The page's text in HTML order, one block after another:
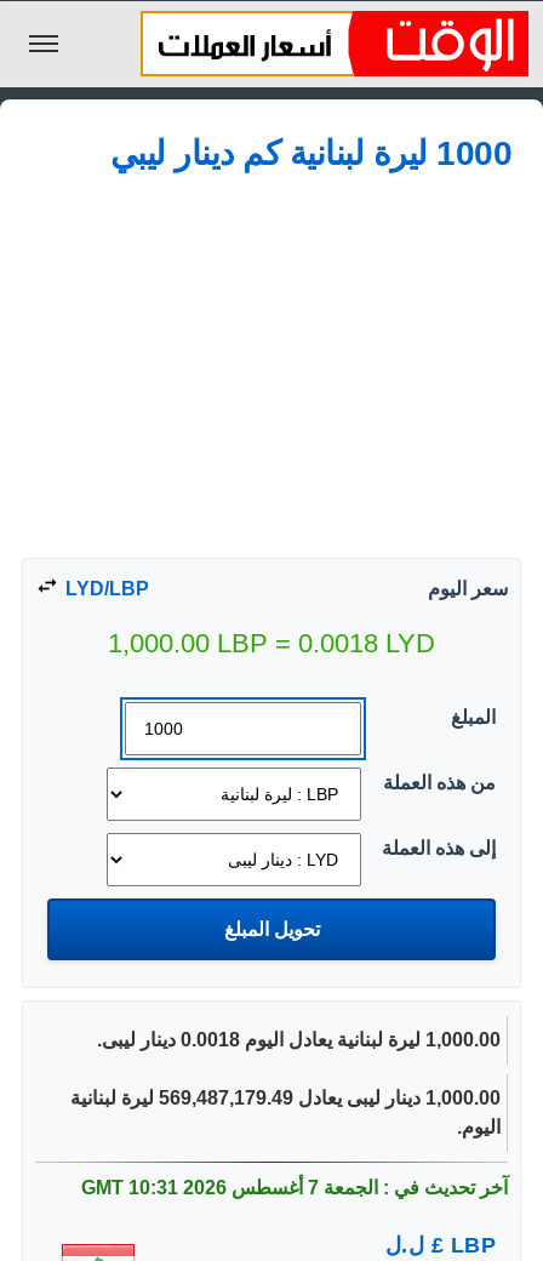
الليرة السورية
الجنيه المصري
1000 ليرة لبنانية كم دينار ليبي
سعر اليوم LYD/LBP
1,000.00 LBP = 0.0018 LYD
المبلغ
من هذه العملة
إلى هذه العملة
1,000.00 ليرة لبنانية يعادل اليوم 0.0018 دينار ليبى.
1,000.00 دينار ليبى يعادل 569,487,179.49 ليرة لبنانية
اليوم.
آخر تحديث في : الجمعة 7 أغسطس 2026 10:31 GMT
LBP
£ ل.ل